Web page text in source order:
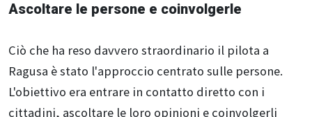
Ascoltare le persone e coinvolgerle
Ciò che ha reso davvero straordinario il pilota a
Ragusa è stato l'approccio centrato sulle persone.
L'obiettivo era entrare in contatto diretto con i
cittadini, ascoltare le loro opinioni e coinvolgerli